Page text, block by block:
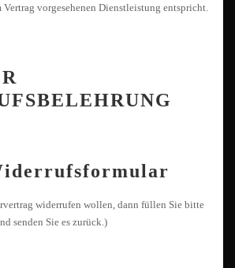
Vertrag vorgesehenen Dienstleistung entspricht.
widerrufen wollen, dann füllen Sie bitte
senden Sie es zurück.)